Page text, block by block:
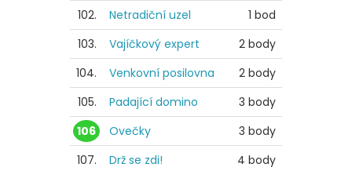
102.
Netradiční uzel
1 bod
103.
Vajíčkový expert
2 body
104.
Venkovní posilovna
2 body
105.
Padající domino
3 body
106
Ovečky
3 body
107.
Drž se zdi!
4 body